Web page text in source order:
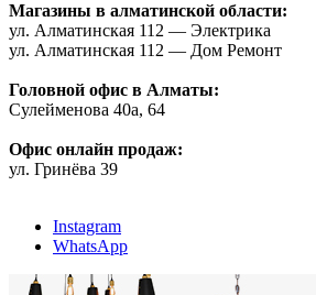
Магазины в алматинской области:
ул. Алматинская 112 — Электрика
ул. Алматинская 112 — Дом Ремонт
Головной офис в Алматы:
Сулейменова 40а, 64
Офис онлайн продаж:
ул. Гринёва 39
Instagram
WhatsApp